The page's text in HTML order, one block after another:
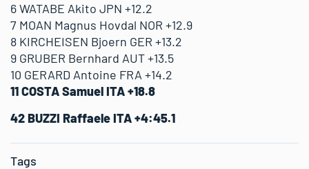
6 WATABE Akito JPN +12.2
7 MOAN Magnus Hovdal NOR +12.9
8 KIRCHEISEN Bjoern GER +13.2
9 GRUBER Bernhard AUT +13.5
10 GERARD Antoine FRA +14.2
11 COSTA Samuel ITA +18.8
42 BUZZI Raffaele ITA +4:45.1
Tags